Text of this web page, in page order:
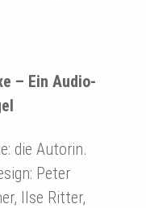
– Ein Audio-
die Autorin.
Peter
Ilse Ritter,